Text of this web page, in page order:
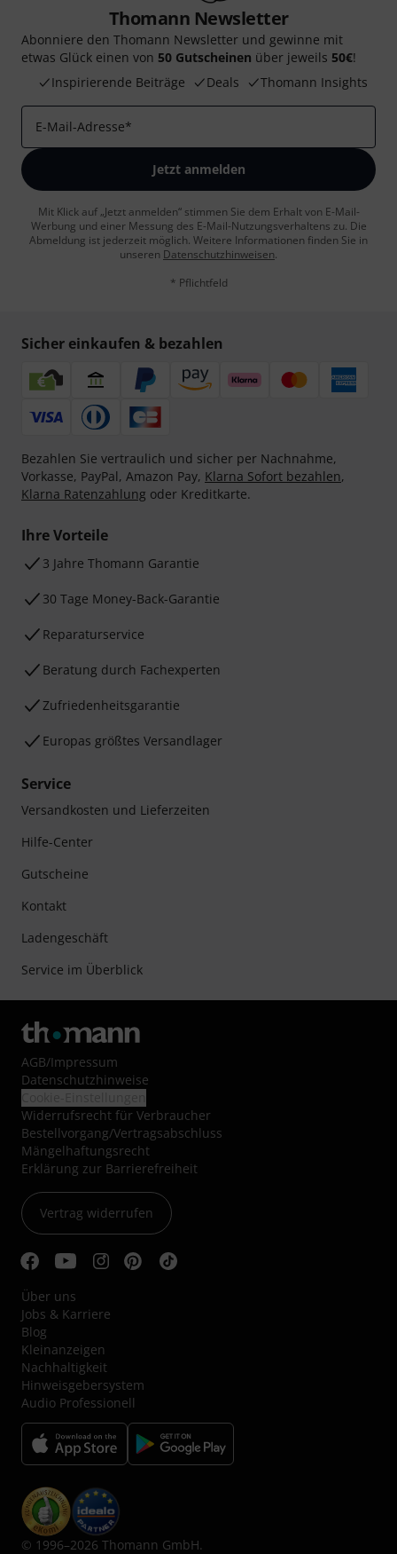
Thomann Newsletter
Abonniere den Thomann Newsletter und gewinne mit
etwas Glück einen von 50 Gutscheinen über jeweils 50€!
Inspirierende Beiträge
Deals Thomann Insights
E-Mail-Adresse*
Jetzt anmelden
Mit Klick auf „Jetzt anmelden“ stimmen Sie dem Erhalt von E-Mail-
Werbung und einer Messung des E-Mail-Nutzungsverhaltens zu. Die
Abmeldung ist jederzeit möglich. Weitere Informationen finden Sie in
unseren Datenschutzhinweisen.
* Pflichtfeld
Sicher einkaufen & bezahlen
Bezahlen Sie vertraulich und sicher per Nachnahme,
Vorkasse, PayPal, Amazon Pay, Klarna Sofort bezahlen,
Klarna Ratenzahlung oder Kreditkarte.
Ihre Vorteile
3 Jahre Thomann Garantie
30 Tage Money-Back-Garantie
Reparaturservice
Beratung durch Fachexperten
Zufriedenheitsgarantie
Europas größtes Versandlager
Service
Versandkosten und Lieferzeiten
Hilfe-Center
Gutscheine
Kontakt
Ladengeschäft
Service im Überblick
AGB/Impressum
Datenschutzhinweise
Widerrufsrecht für Verbraucher
Bestellvorgang/Vertragsabschluss
Mängelhaftungsrecht
Erklärung zur Barrierefreiheit
Vertrag widerrufen
Über uns
Jobs & Karriere
Blog
Kleinanzeigen
Nachhaltigkeit
Hinweisgebersystem
Audio Professionell
© 1996–2026 Thomann GmbH.